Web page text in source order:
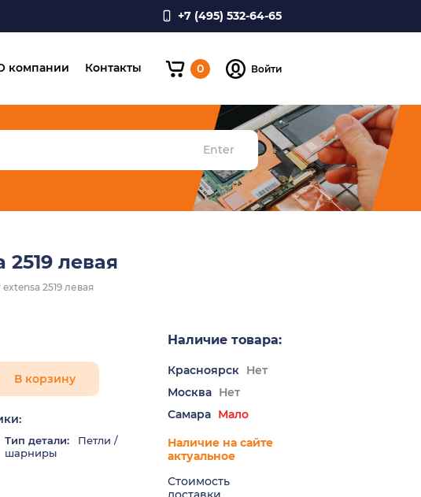
+7 (495) 532-64-65
компании Контакты 0 Войти
Enter
левая
2519 левая
В корзину
Тип детали:
Петли /
шарниры
Наличие товара:
Красноярск Нет
Москва Нет
Самара Мало
Наличие на сайте
актуальное
Стоимость